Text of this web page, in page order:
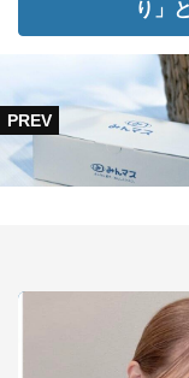
り」